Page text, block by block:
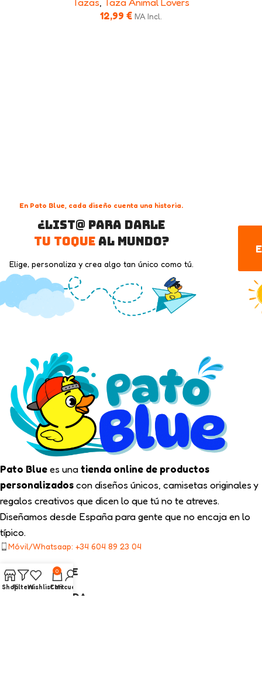
12,99 € IVA Incl.
En Pato Blue, cada diseño cuenta una historia.
¿List@ para darle
tu toqueal mundo?
Elige, personaliza y crea algo tan único como tú.
Pato Bluees unatienda online de productos
personalizadoscon diseños únicos, camisetas originales y
regalos creativos que dicen lo que tú no te atreves.
Diseñamos desde España para gente que no encaja en lo
típico.
Móvil/Whatsaap: +34 604 89 23 04
TIPS PATO BLUE
NUESTRA TIENDA
ShopFiltersWishlist
0
Cart
Mi cuenta